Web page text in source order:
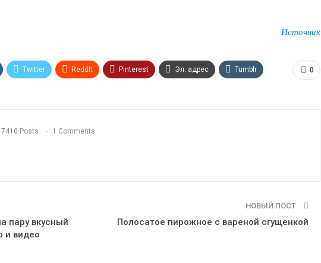
Источник
0
Twitter ReddIt Pinterest Эл. адрес Tumblr
Posts 1 Comments
пару вкусный
и видео
НОВЫЙ ПОСТ
Полосатое пирожное с вареной сгущенкой